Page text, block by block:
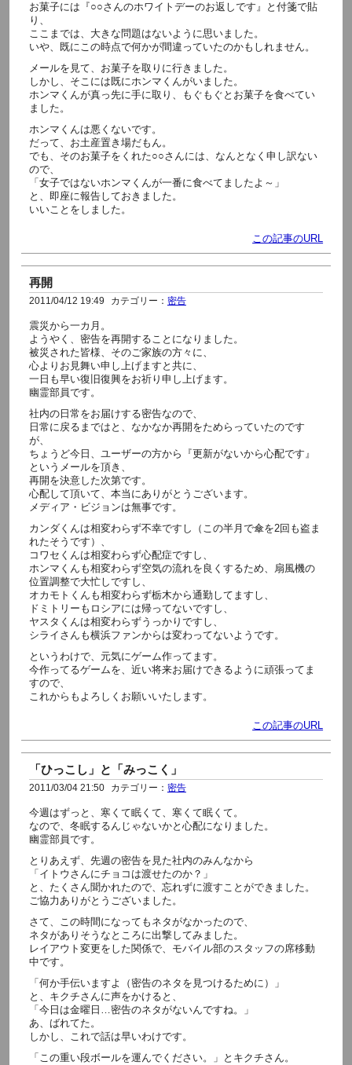
お菓子には『○○さんのホワイトデーのお返しです』と付箋で貼
り、
ここまでは、大きな問題はないように思いました。
いや、既にこの時点で何かが間違っていたのかもしれません。
メールを見て、お菓子を取りに行きました。
しかし、そこには既にホンマくんがいました。
ホンマくんが真っ先に手に取り、もぐもぐとお菓子を食べてい
ました。
ホンマくんは悪くないです。
だって、お土産置き場だもん。
でも、そのお菓子をくれた○○さんには、なんとなく申し訳ない
ので、
「女子ではないホンマくんが一番に食べてましたよ～」
と、即座に報告しておきました。
いいことをしました。
この記事のURL
再開
2011/04/12 19:49 カテゴリー： 密告
震災から一カ月。
ようやく、密告を再開することになりました。
被災された皆様、そのご家族の方々に、
心よりお見舞い申し上げますと共に、
一日も早い復旧復興をお祈り申し上げます。
幽霊部員です。
社内の日常をお届けする密告なので、
日常に戻るまではと、なかなか再開をためらっていたのです
が、
ちょうど今日、ユーザーの方から『更新がないから心配です』
というメールを頂き、
再開を決意した次第です。
心配して頂いて、本当にありがとうございます。
メディア・ビジョンは無事です。
カンダくんは相変わらず不幸ですし（この半月で傘を2回も盗ま
れたそうです）、
コワセくんは相変わらず心配症ですし、
ホンマくんも相変わらず空気の流れを良くするため、扇風機の
位置調整で大忙しですし、
オカモトくんも相変わらず栃木から通勤してますし、
ドミトリーもロシアには帰ってないですし、
ヤスタくんは相変わらずうっかりですし、
シライさんも横浜ファンからは変わってないようです。
というわけで、元気にゲーム作ってます。
今作ってるゲームを、近い将来お届けできるように頑張ってま
すので、
これからもよろしくお願いいたします。
この記事のURL
「ひっこし」と「みっこく」
2011/03/04 21:50 カテゴリー： 密告
今週はずっと、寒くて眠くて、寒くて眠くて。
なので、冬眠するんじゃないかと心配になりました。
幽霊部員です。
とりあえず、先週の密告を見た社内のみんなから
「イトウさんにチョコは渡せたのか？」
と、たくさん聞かれたので、忘れずに渡すことができました。
ご協力ありがとうございました。
さて、この時間になってもネタがなかったので、
ネタがありそうなところに出撃してみました。
レイアウト変更をした関係で、モバイル部のスタッフの席移動
中です。
「何か手伝いますよ（密告のネタを見つけるために）」
と、キクチさんに声をかけると、
「今日は金曜日…密告のネタがないんですね。」
あ、ばれてた。
しかし、これで話は早いわけです。
「この重い段ボールを運んでください。」とキクチさん。